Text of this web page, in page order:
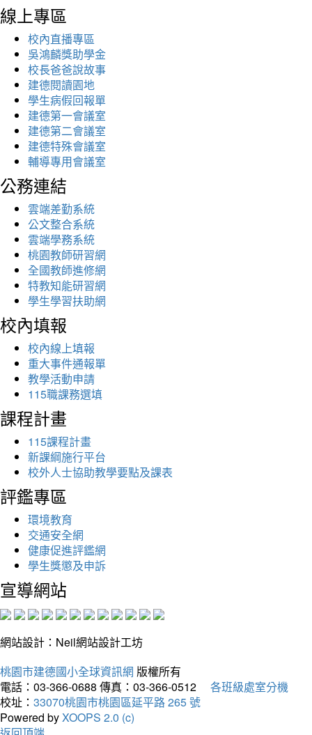
線上專區
校內直播專區
吳鴻麟獎助學金
校長爸爸說故事
建德閱讀園地
學生病假回報單
建德第一會議室
建德第二會議室
建德特殊會議室
輔導專用會議室
公務連結
雲端差勤系統
公文整合系統
雲端學務系統
桃園教師研習網
全國教師進修網
特教知能研習網
學生學習扶助網
校內填報
校內線上填報
重大事件通報單
教學活動申請
115職課務選填
課程計畫
115課程計畫
新課綱施行平台
校外人士協助教學要點及課表
評鑑專區
環境教育
交通安全網
健康促進評鑑網
學生獎懲及申訴
宣導網站
網站設計：Neil網站設計工坊
桃園市建德國小全球資訊網 版權所有
電話：03-366-0688 傳真：03-366-0512
各班級處室分機
校址： 33070桃園市桃園區延平路 265 號
Powered byXOOPS 2.0 (c)